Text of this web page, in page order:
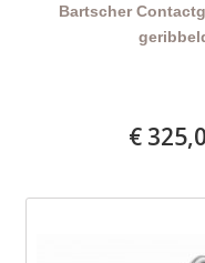
Bartscher
€